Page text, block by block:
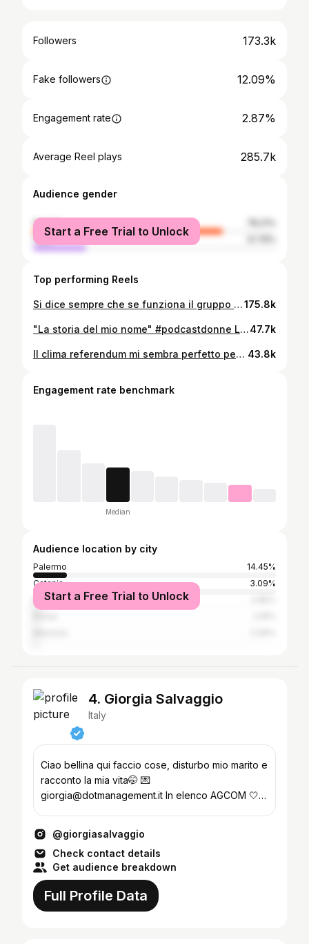
Followers 173.3k
Fake followers 12.09%
Engagement rate 2.87%
Average Reel plays 285.7k
Audience gender
female
male
Start a Free Trial to Unlock
Top performing Reels
Si dice sempre che se funziona il gruppo funziona anche il film. Forse in questa scena @francesco_mandelli ci ha fatto funzionare troppo. 😅 “Cena di Classe” dal 26 Marzo al cinema. 🍿 Con @andreapanpers @_lipari.roberto.lr_ @herbert_ballerina @france_scorusso @lavitrano @_giuliavecchio_ @beatrice.arnera @belushivive @giovanniesposito_ufficiale @medusafilmofficial @roadmovie_mi175.8k
"La storia del mio nome" #podcastdonne La puntata completa con @lavitrano uscirà Giovedì alle 12.30 su YouTube, Spotify e Apple Podcast #podcast #donne #italia47.7k
Il clima referendum mi sembra perfetto per condividere questa nostra occupazione scolastica datata 2008. Ci riconoscete tutti nella versione giovane? 43.8k
Engagement rate benchmark
Median
Audience location by city
Palermo
14.45%
Catania
3.09%
Milan
Start a Free Trial to Unlock
4. Giorgia Salvaggio
Italy
Ciao bellina qui faccio cose, disturbo mio marito e
racconto la mia vita🤭 💌
giorgia@dotmanagement.it In elenco AGCOM 🤍
@giorgiasalvaggio
Check contact details
Get audience breakdown
Full Profile Data